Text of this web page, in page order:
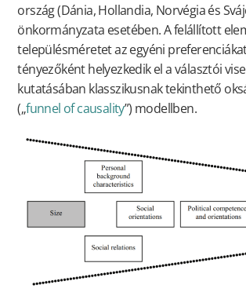
ország (Dánia, Hollandia, Norvégia és
önkormányzata esetében. A felállított
településméretet az egyéni
tényezőként helyezkedik el a választói
kutatásában klasszikusnak tekinthető
(„funnel of causality”) modellben.